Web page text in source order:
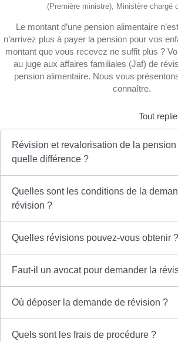
(Première ministre), Ministère chargé
Le montant d’une pension alimentaire
n’arrivez plus à payer la pension pour vos
montant que vous recevez ne suffit plus ?
au juge aux affaires familiales (Jaf) de
pension alimentaire. Nous vous
connaître.
Tout
Révision et revalorisation de la
quelle différence ?
Quelles sont les conditions de la
révision ?
Quelles révisions pouvez-vous obtenir ?
Faut-il un avocat pour demander la
Où déposer la demande de révision ?
Quels sont les frais de procédure ?